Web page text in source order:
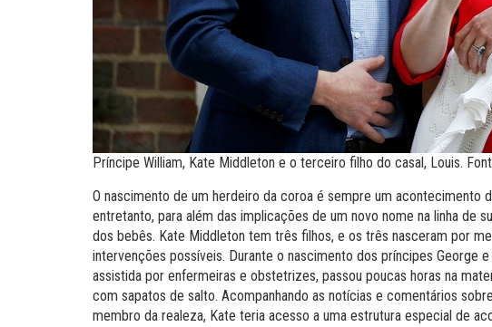
Príncipe William, Kate Middleton e o terceiro filho do casal, Louis.
O nascimento de um herdeiro da coroa é sempre um acontecimento
entretanto, para além das implicações de um novo nome na linha de
dos bebês. Kate Middleton tem três filhos, e os três nasceram por
intervenções possíveis. Durante o nascimento dos príncipes George
assistida por enfermeiras e obstetrizes, passou poucas horas na
com sapatos de salto. Acompanhando as notícias e comentários
membro da realeza, Kate teria acesso a uma estrutura especial de